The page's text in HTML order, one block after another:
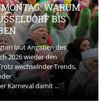
WARUM
BIS
laut Angaben des
2026 wieder den
wechselnder Trends,
Karneval damit ...